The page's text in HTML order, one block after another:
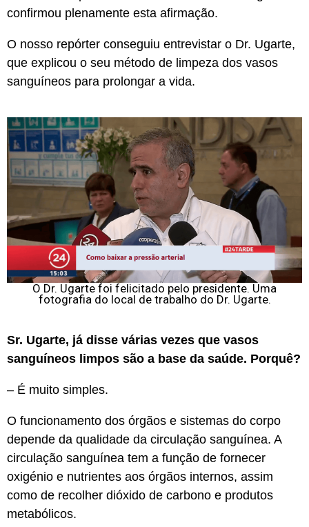
confirmou plenamente esta afirmação.
O nosso repórter conseguiu entrevistar o Dr. Ugarte,
que explicou o seu método de limpeza dos vasos
sanguíneos para prolongar a vida.
O Dr. Ugarte foi felicitado pelo presidente. Uma
fotografia do local de trabalho do Dr. Ugarte.
Sr. Ugarte, já disse várias vezes que vasos
sanguíneos limpos são a base da saúde. Porquê?
– É muito simples.
O funcionamento dos órgãos e sistemas do corpo
depende da qualidade da circulação sanguínea. A
circulação sanguínea tem a função de fornecer
oxigénio e nutrientes aos órgãos internos, assim
como de recolher dióxido de carbono e produtos
metabólicos.